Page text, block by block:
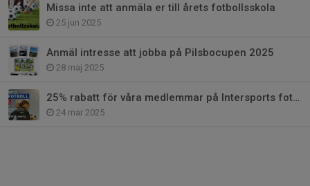
Missa inte att anmäla er till årets fotbollsskola
25 jun 2025
Anmäl intresse att jobba på Pilsbocupen 2025
28 maj 2025
25% rabatt för våra medlemmar på Intersports fotbollssortiment
24 mar 2025